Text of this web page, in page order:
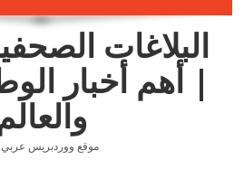
البلاغات
| أهم أخبار
موقع ووردبريس عربي